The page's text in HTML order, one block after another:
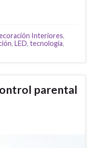
Interiores,
, LED, tecnología,
parental